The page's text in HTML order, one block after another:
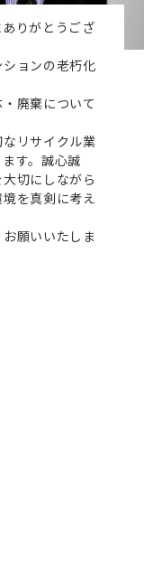
りがとうござ
ョンの老朽化
廃棄について
リサイクル業
す。誠心誠
切にしながら
を真剣に考え
願いいたしま